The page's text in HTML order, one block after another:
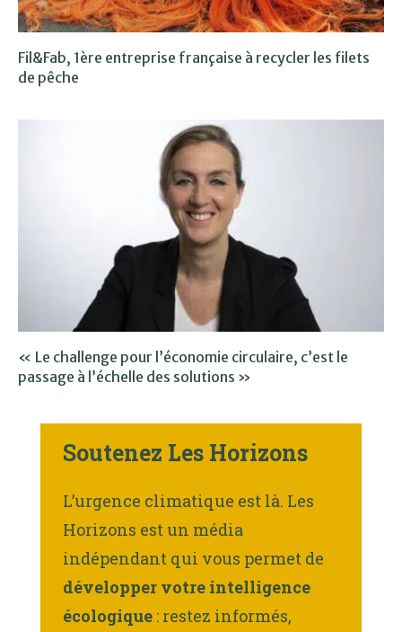
Fil&Fab, 1ère entreprise française à recycler les filets
de pêche
« Le challenge pour l’économie circulaire, c’est le
passage à l’échelle des solutions »
Soutenez Les Horizons
L’urgence climatique est là. Les
Horizons est un média
indépendant qui vous permet de
développer votre intelligence
écologique : restez informés,